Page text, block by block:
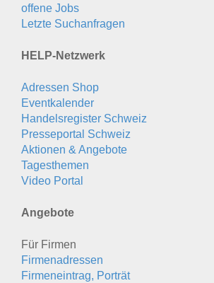
offene Jobs
Letzte Suchanfragen
HELP-Netzwerk
Adressen Shop
Eventkalender
Handelsregister Schweiz
Presseportal Schweiz
Aktionen & Angebote
Tagesthemen
Video Portal
Angebote
Für Firmen
Firmenadressen
Firmeneintrag, Porträt